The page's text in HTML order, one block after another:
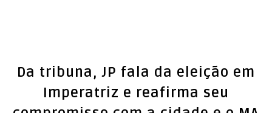
Da tribuna, JP fala da eleição em
Imperatriz e reafirma seu